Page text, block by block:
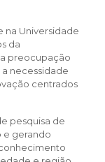
na Universidade
da
preocupação
necessidade
centrados
pesquisa de
e gerando